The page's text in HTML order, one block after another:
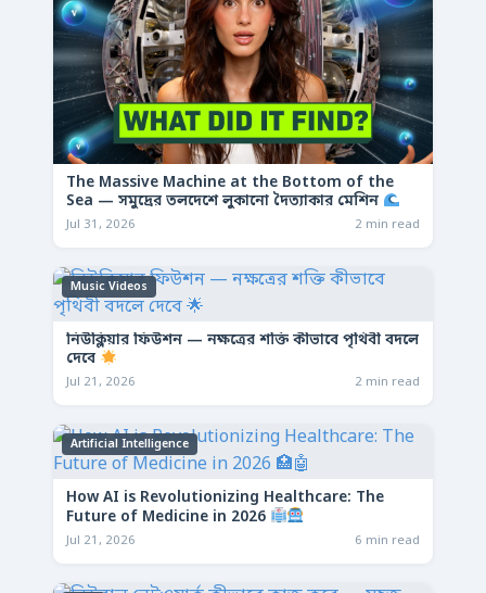
The Massive Machine at the Bottom of the
Sea — সমুদ্রের তলদেশে লুকানো দৈত্যাকার মেশিন
Jul 31, 2026 2 min read
Music Videos
নিউক্লিয়ার ফিউশন — নক্ষত্রের শক্তি কীভাবে পৃথিবী বদলে
দেবে
Jul 21, 2026 2 min read
Artificial Intelligence
How AI is Revolutionizing Healthcare: The
Future of Medicine in 2026
Jul 21, 2026 6 min read